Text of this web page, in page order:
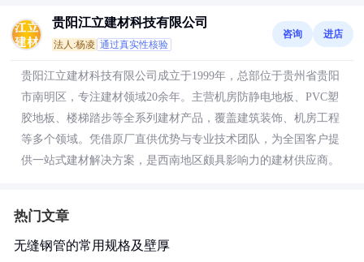
贵阳江立建材科技有限公司
法人:杨凌 通过真实性核验
咨询 进店
贵阳江立建材科技有限公司成立于1999年，总部位于贵州省贵阳
市南明区，专注建材领域20余年。主营机房防静电地板、PVC塑
胶地板、楼梯踏步等全系列建材产品，覆盖建筑装饰、机房工程
等多个领域。凭借原厂直供优势与专业技术团队，为全国客户提
供一站式建材解决方案，是西南地区颇具影响力的建材供应商。
热门文章
无缝钢管的常用规格及壁厚